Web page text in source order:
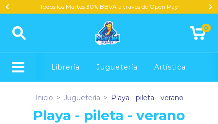
Todos los Martes 30% BBVA a traves de Open Pay
0
Librería Juguetería Artística
Inicio > Juguetería > Playa - pileta - verano
Playa - pileta - verano